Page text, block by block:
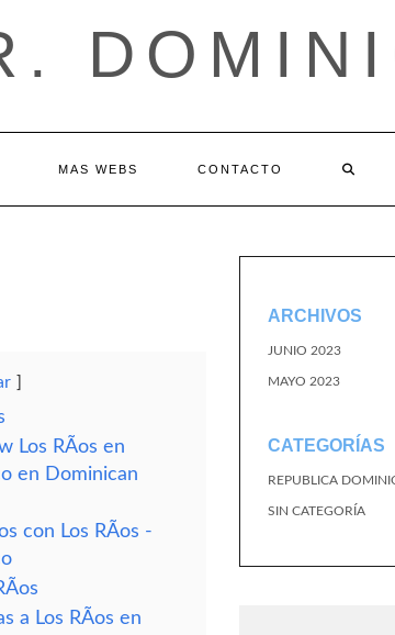
MAS WEBS CONTACTO
Los RÃ­os en
en Dominican
con Los RÃ­os -
a Los RÃ­os en
ARCHIVOS
JUNIO 2023
MAYO 2023
CATEGORÍAS
REPUBLICA
SIN CATEGORÍA